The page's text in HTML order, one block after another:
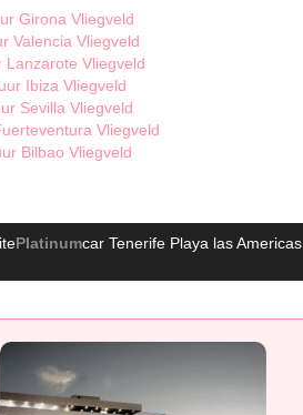
Girona Vliegveld
Valencia Vliegveld
Lanzarote Vliegveld
Ibiza Vliegveld
Sevilla Vliegveld
Vliegveld
Bilbao Vliegveld
Platinumcar Tenerife Playa las Americas